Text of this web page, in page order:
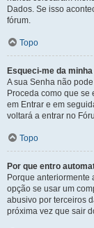
Dados. Se isso
fórum.
Topo
Esqueci-me da
A sua Senha não
Proceda como que se
em Entrar e em
voltará a entrar no
Topo
Por que entro
Porque anteriormente
opção se usar um
abusivo por terceiros
próxima vez que sair